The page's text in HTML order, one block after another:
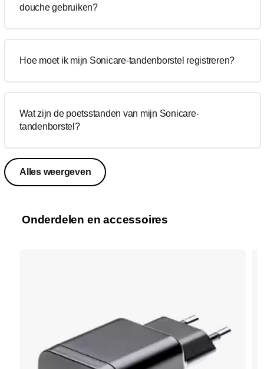
douche gebruiken?
Hoe moet ik mijn Sonicare-tandenborstel registreren?
Wat zijn de poetsstanden van mijn Sonicare-
tandenborstel?
Alles weergeven
Onderdelen en accessoires